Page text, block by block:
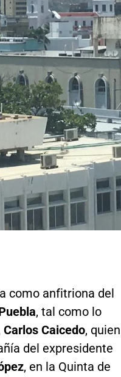
como anfitriona del
, tal como lo
Caicedo, quien
del expresidente
, en la Quinta de